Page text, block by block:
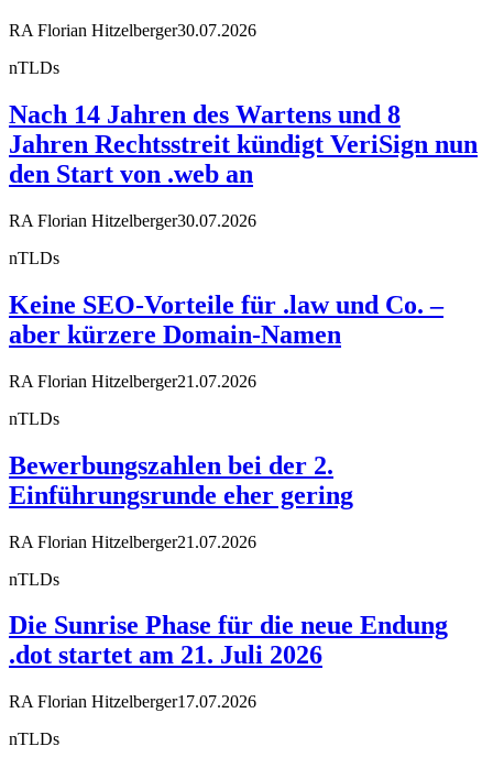
RA Florian Hitzelberger30.07.2026
nTLDs
Nach 14 Jahren des Wartens und 8
Jahren Rechtsstreit kündigt VeriSign nun
den Start von .web an
RA Florian Hitzelberger30.07.2026
nTLDs
Keine SEO-Vorteile für .law und Co. –
aber kürzere Domain-Namen
RA Florian Hitzelberger21.07.2026
nTLDs
Bewerbungszahlen bei der 2.
Einführungsrunde eher gering
RA Florian Hitzelberger21.07.2026
nTLDs
Die Sunrise Phase für die neue Endung
.dot startet am 21. Juli 2026
RA Florian Hitzelberger17.07.2026
nTLDs